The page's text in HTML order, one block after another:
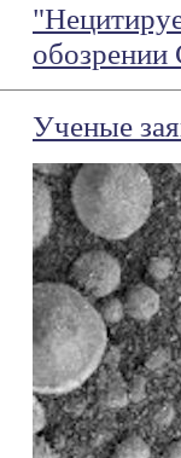
Ученые